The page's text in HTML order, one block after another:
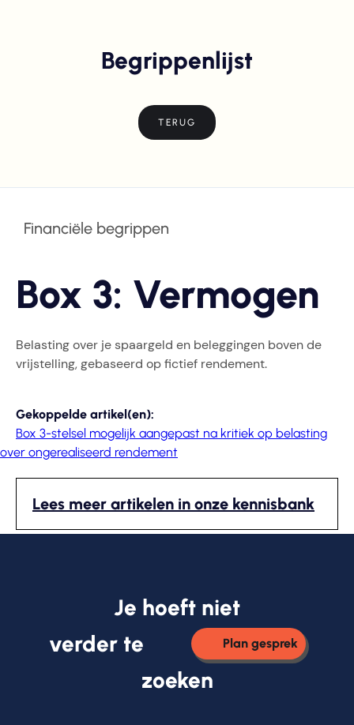
Begrippenlijst
TERUG
Financiële begrippen
Box 3: Vermogen
Belasting over je spaargeld en beleggingen boven de
vrijstelling, gebaseerd op fictief rendement.
Gekoppelde artikel(en):
Box 3-stelsel mogelijk aangepast na kritiek op belasting
over ongerealiseerd rendement
Lees meer artikelen in onze kennisbank
Je hoeft niet
verder te
Plan gesprek
zoeken